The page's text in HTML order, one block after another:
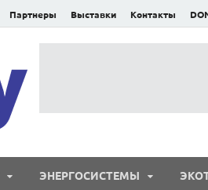
Партнеры Выставки Контакты
ЭНЕРГОСИСТЕМЫ